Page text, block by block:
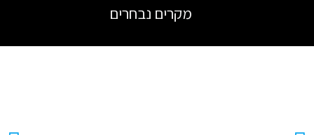
מקרים נבחרים